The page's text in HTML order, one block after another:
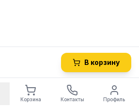
В корзину
Корзина Контакты Профиль